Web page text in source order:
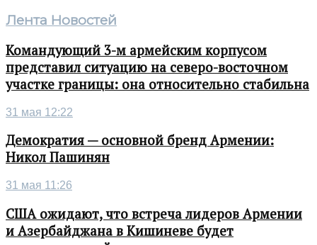
Лента Новостей
Командующий 3-м армейским корпусом
представил ситуацию на северо-восточном
участке границы: она относительно стабильна
31 мая 12:22
Демократия — основной бренд Армении:
Никол Пашинян
31 мая 11:26
США ожидают, что встреча лидеров Армении
и Азербайджана в Кишиневе будет